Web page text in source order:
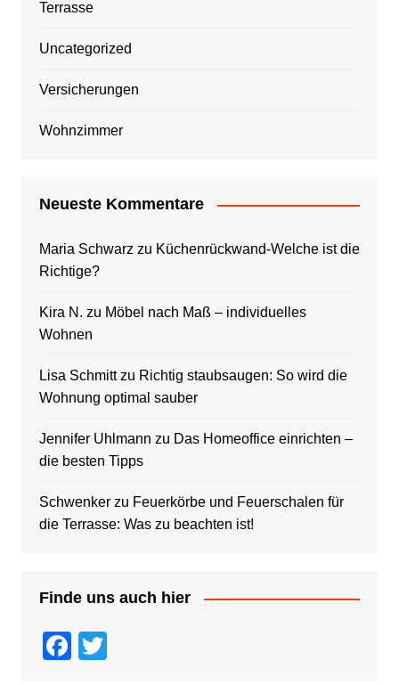
Terrasse
Uncategorized
Versicherungen
Wohnzimmer
Neueste Kommentare
Maria Schwarz zu Küchenrückwand-Welche ist die
Richtige?
Kira N. zu Möbel nach Maß – individuelles
Wohnen
Lisa Schmittzu Richtig staubsaugen: So wird die
Wohnung optimal sauber
Jennifer Uhlmann zu Das Homeoffice einrichten –
die besten Tipps
Schwenkerzu Feuerkörbe und Feuerschalen für
die Terrasse: Was zu beachten ist!
Finde uns auch hier
F